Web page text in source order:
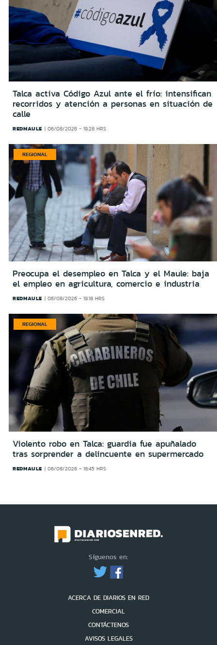
Talca activa Código Azul ante el frío: intensifican
recorridos y atención a personas en situación de
calle
REDMAULE 06/08/2026 - 19:28 HRS
REGIONAL
Preocupa el desempleo en Talca y el Maule: baja
el empleo en agricultura, comercio e industria
REDMAULE 06/08/2026 - 19:18 HRS
REGIONAL
Violento robo en Talca: guardia fue apuñalado
tras sorprender a delincuente en supermercado
REDMAULE 06/08/2026 - 18:45 HRS
Síguenos en:
ACERCA DE DIARIOS EN RED
COMERCIAL
CONTÁCTENOS
AVISOS LEGALES